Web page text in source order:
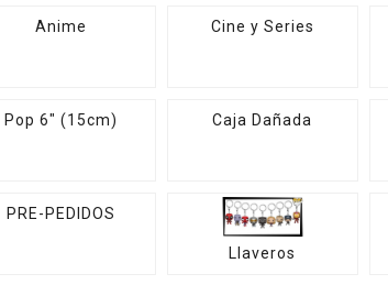
Anime Cine y Series
Pop 6" (15cm) Caja Dañada
PRE-PEDIDOS
Llaveros